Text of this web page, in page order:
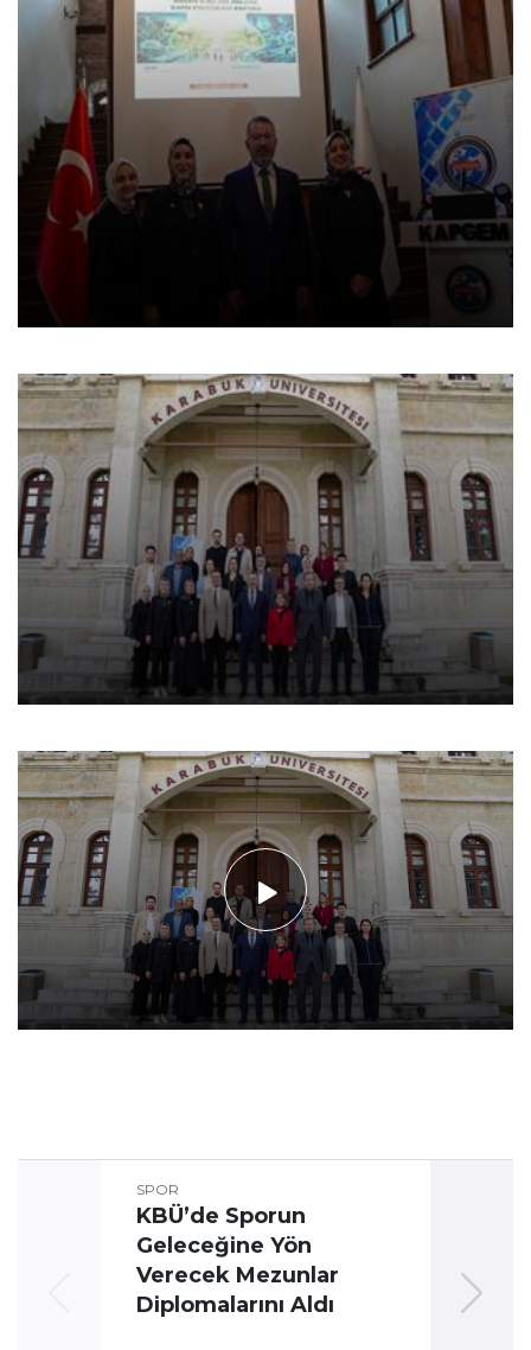
SPOR
KBÜ’de Sporun
Geleceğine Yön
Verecek Mezunlar
Diplomalarını Aldı